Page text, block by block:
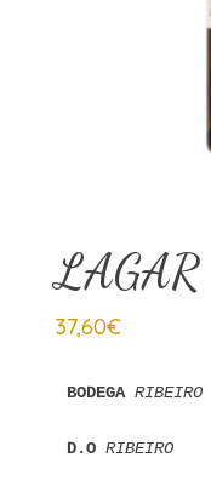
LAGAR
37,60€
BODEGA RIBEIRO
D.O RIBEIRO